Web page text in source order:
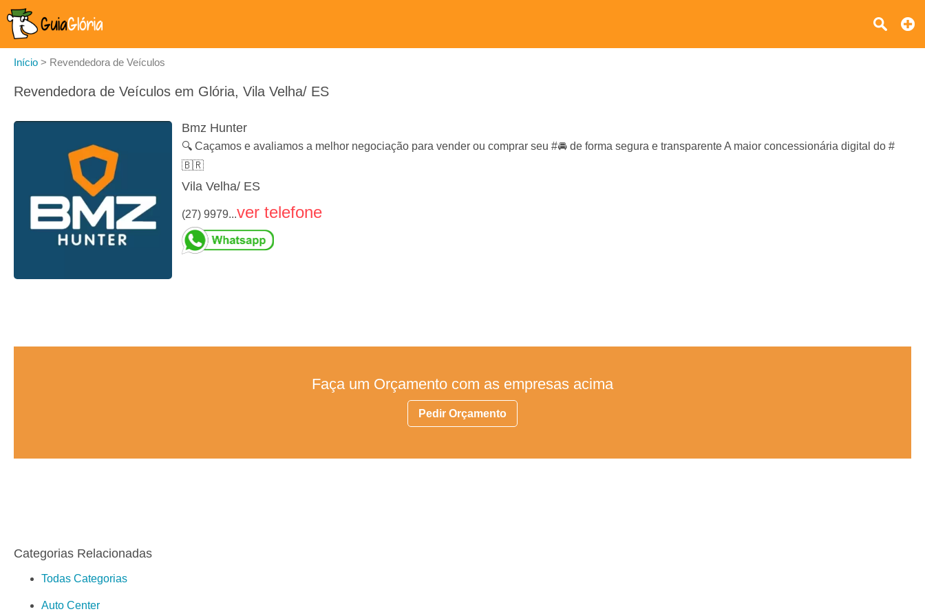
Início > Revendedora de Veículos
Revendedora de Veículos em Glória, Vila Velha/ ES
Bmz Hunter
🔍 Caçamos e avaliamos a melhor negociação para vender ou comprar seu #🚘 de forma segura e transparente A maior concessionária digital do #
🇧🇷
Vila Velha/ ES
(27) 9979...ver telefone
Faça um Orçamento com as empresas acima
Pedir Orçamento
Categorias Relacionadas
Todas Categorias
Auto Center